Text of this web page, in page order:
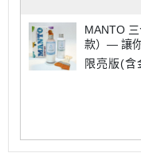
MANTO
款）— 讓
專業
限亮版(含